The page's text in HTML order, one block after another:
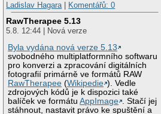
Ladislav Hagara| Komentářů: 0
RawTherapee 5.13
5.8. 12:44 | Nová verze
Byla vydána nová verze 5.13
svobodného multiplatformního softwaru
pro konverzi a zpracování digitálních
fotografií primárně ve formátů RAW
RawTherapee (Wikipedie ). Vedle
zdrojových kódů je k dispozici také
balíček ve formátuAppImage . Stačí jej
stáhnout, nastavit právo ke spuštění a